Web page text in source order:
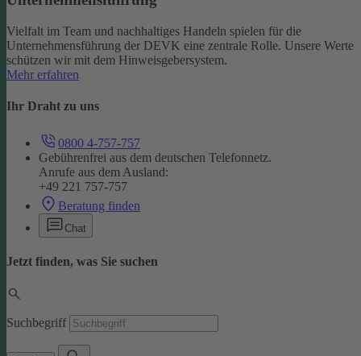
Vielfalt im Team und nachhaltiges Handeln spielen für die
Unternehmensführung der DEVK eine zentrale Rolle. Unsere Werte
schützen wir mit dem Hinweisgebersystem.
Mehr erfahren
Ihr Draht zu uns
0800 4-757-757
Gebührenfrei aus dem deutschen Telefonnetz.
Anrufe aus dem Ausland:
+49 221 757-757
Beratung finden
Chat
Jetzt finden, was Sie suchen
Suchbegriff